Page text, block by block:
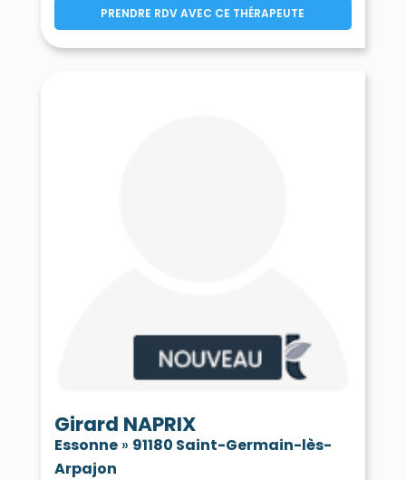
PRENDRE RDV AVEC CE THÉRAPEUTE
Girard NAPRIX
Essonne» 91180 Saint-Germain-lès-
Arpajon